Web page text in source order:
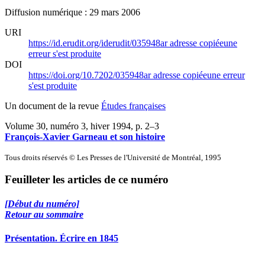
Diffusion numérique : 29 mars 2006
URI
https://id.erudit.org/iderudit/035948aradresse copiéeune
erreur s'est produite
DOI
https://doi.org/10.7202/035948aradresse copiéeune erreur
s'est produite
Un document de la revue Études françaises
Volume 30, numéro 3, hiver 1994, p. 2–3
François-Xavier Garneau et son histoire
Tous droits réservés © Les Presses de l'Université de Montréal, 1995
Feuilleter les articles de ce numéro
[Début du numéro]
Retour au sommaire
Présentation. Écrire en 1845